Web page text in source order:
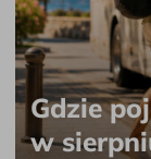
Gdzie
w